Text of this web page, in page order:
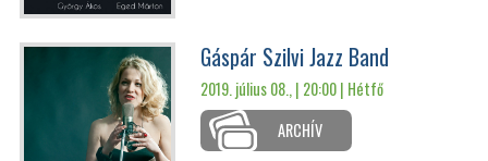
Gáspár Szilvi Jazz Band
2019. július 08., | 20:00 | Hétfő
ARCHÍV